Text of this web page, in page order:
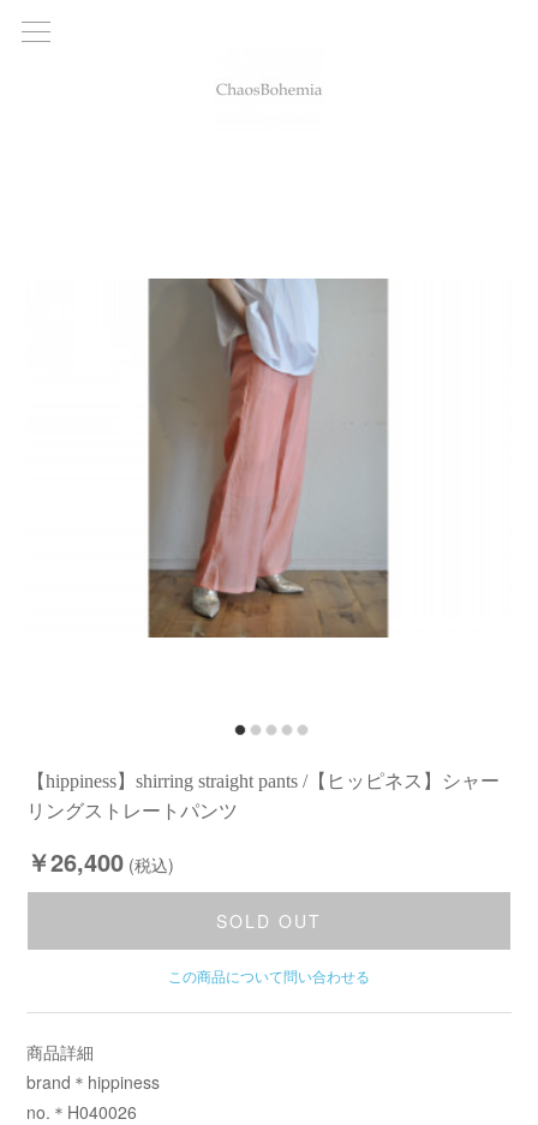
【hippiness】shirring straight pants /【ヒッピネス】シャー
リングストレートパンツ
￥26,400 (税込)
SOLD OUT
この商品について問い合わせる
商品詳細
brand＊hippiness
no.＊H040026